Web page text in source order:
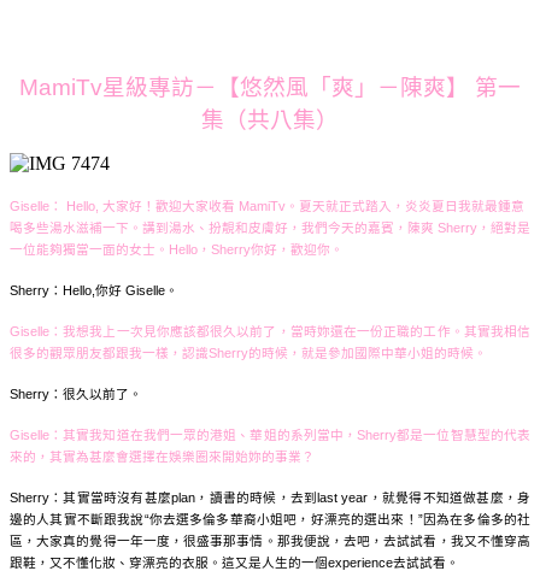
MamiTv星級專訪－【悠然風「爽」－陳爽】 第一
集（共八集）
Giselle： Hello, 大家好！歡迎大家收看 MamiTv。夏天就正式踏入，炎炎夏日我就最鍾意
喝多些湯水滋補一下。講到湯水、扮靚和皮膚好，我們今天的嘉賓，陳爽 Sherry，絕對是
一位能夠獨當一面的女士。Hello，Sherry你好，歡迎你。
Sherry：Hello,你好 Giselle。
Giselle：我想我上一次見你應該都很久以前了，當時妳還在一份正職的工作。其實我相信
很多的觀眾朋友都跟我一樣，認識Sherry的時候，就是參加國際中華小姐的時候。
Sherry：很久以前了。
Giselle：其實我知道在我們一眾的港姐、華姐的系列當中，Sherry都是一位智慧型的代表
來的，其實為甚麼會選擇在娛樂圈來開始妳的事業？
Sherry：其實當時沒有甚麼plan，讀書的時候，去到last year，就覺得不知道做甚麼，身
邊的人其實不斷跟我說“你去選多倫多華裔小姐吧，好漂亮的選出來！”因為在多倫多的社
區，大家真的覺得一年一度，很盛事那事情。那我便說，去吧，去試試看，我又不懂穿高
跟鞋，又不懂化妝、穿漂亮的衣服。這又是人生的一個experience去試試看。